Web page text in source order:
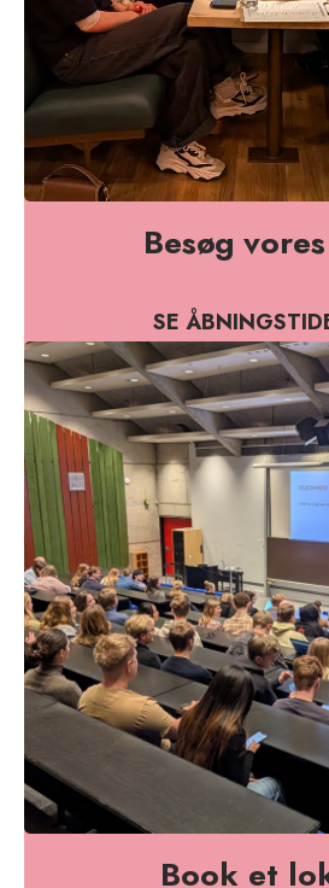
Besøg
SE
Book et